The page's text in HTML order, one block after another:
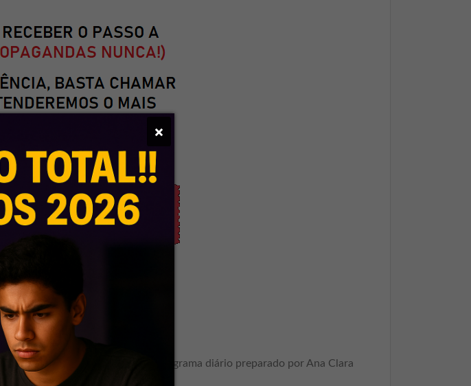
a preparação. Com um cronograma diário preparado por Ana Clara
prova.
×